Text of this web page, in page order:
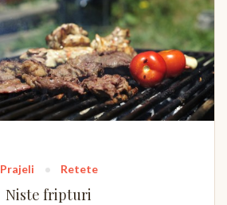
Prajeli Retete
Niste fripturi